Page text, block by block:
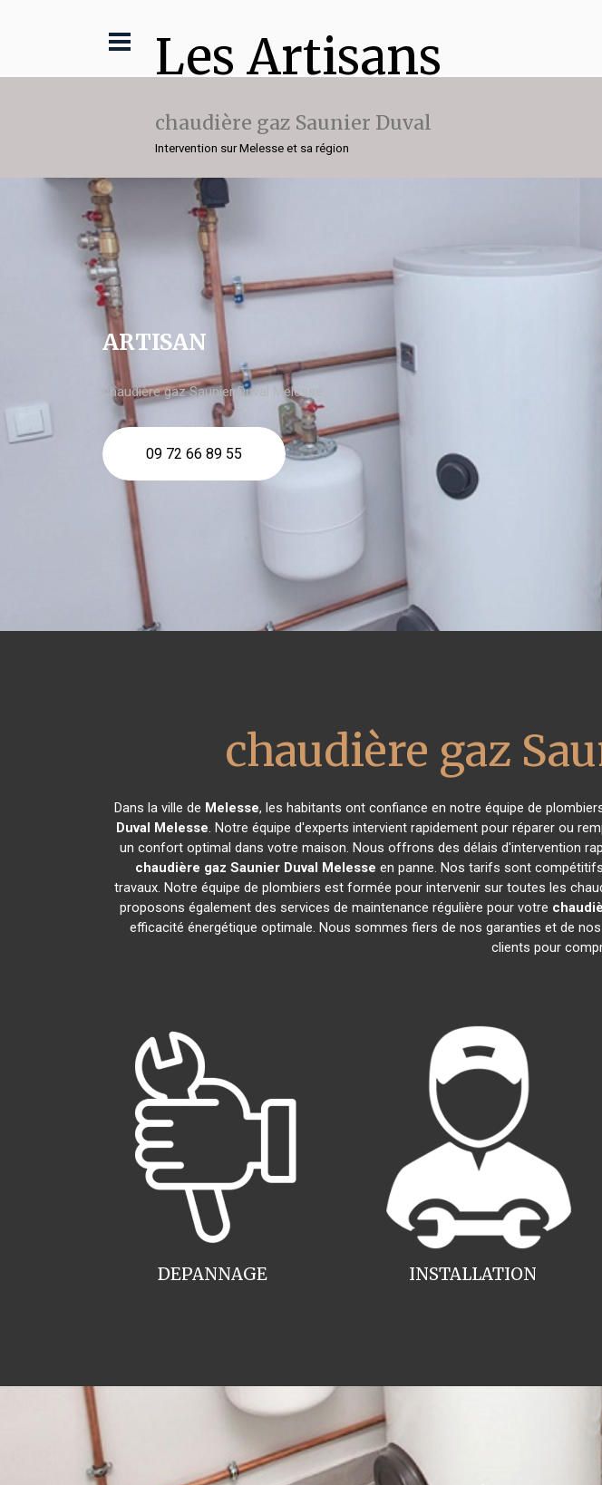
Les Artisans
chaudière gaz Saunier Duval
Intervention sur Melesse et sa région
ARTISAN
chaudière gaz Saunier Duval Melesse
09 72 66 89 55
chaudière gaz
Dans la ville de Melesse, les habitants ont confiance en notre équipe de
Duval Melesse. Notre équipe d'experts intervient rapidement pour réparer ou
un confort optimal dans votre maison. Nous offrons des délais d'intervention
chaudière gaz Saunier Duval Melesse en panne. Nos tarifs sont
travaux. Notre équipe de plombiers est formée pour intervenir sur toutes les
proposons également des services de maintenance régulière pour votre
efficacité énergétique optimale. Nous sommes fiers de nos garanties et de
clients pour
INSTALLATION
DEPANNAGE